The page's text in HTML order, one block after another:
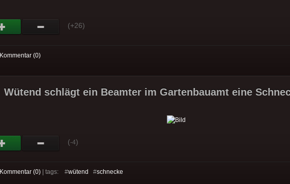
(+26)
Kommentar (0)
Wütend schlägt ein Beamter im Gartenbauamt eine
(-4)
Kommentar (0) | tags: #wütend #schnecke